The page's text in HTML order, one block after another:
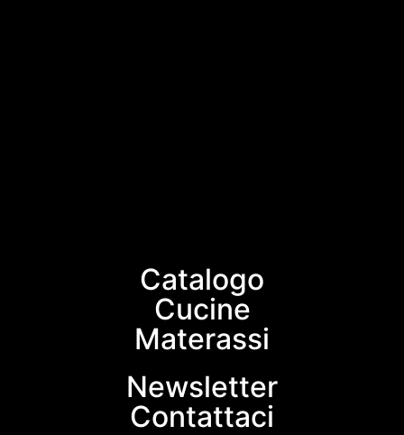
Catalogo
Cucine
Materassi
Newsletter
Contattaci